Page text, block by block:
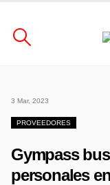
3 Mar, 2023
PROVEEDORES
Gympass
personales